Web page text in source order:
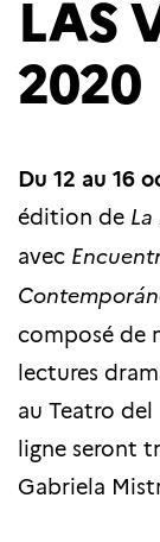
LAS
2020
Du 12 au 16
édition de
avec
composé de
lectures
au Teatro
ligne seront
Gabriela